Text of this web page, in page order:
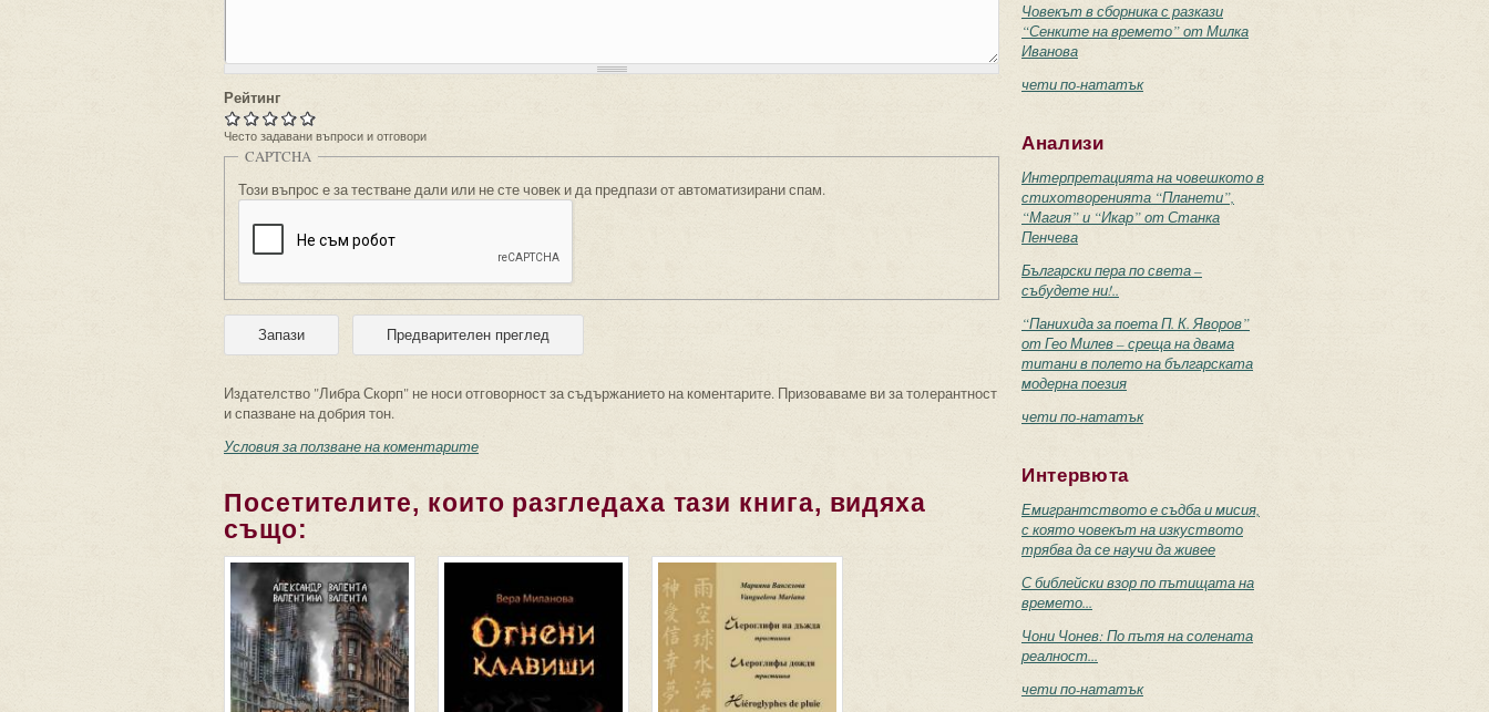
Рейтинг
Често задавани въпроси и отговори
CAPTCHA
Този въпрос е за тестване дали или не сте човек и да предпази от автоматизирани спам.
Издателство "Либра Скорп" не носи отговорност за съдържанието на коментарите. Призоваваме ви за толерантност
и спазване на добрия тон.
Условия за ползване на коментарите
Посетителите, които разгледаха тази книга, видяха
също:
Човекът в сборника с разкази
“Сенките на времето” от Милка
Иванова
чети по-нататък
Анализи
Интерпретацията на човешкото в
стихотворенията “Планети”,
“Магия” и “Икар” от Станка
Пенчева
Български пера по света –
събудете ни!..
“Панихида за поета П. К. Яворов”
от Гео Милев – среща на двама
титани в полето на българската
модерна поезия
чети по-нататък
Интервюта
Емигрантството е съдба и мисия,
с която човекът на изкуството
трябва да се научи да живее
С библейски взор по пътищата на
времето...
Чони Чонев: По пътя на солената
реалност...
чети по-нататък